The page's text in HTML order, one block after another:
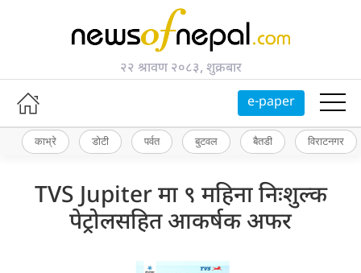
२२ श्रावण २०८३, शुक्रबार
e-paper
काभ्रे डोटी पर्वत बुटवल बैतडी विराटनगर
TVS Jupiter मा ९ महिना निःशुल्क
पेट्रोलसहित आकर्षक अफर